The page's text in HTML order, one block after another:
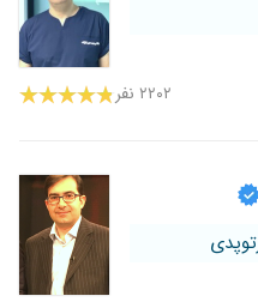
۲۲۰۲ نفر